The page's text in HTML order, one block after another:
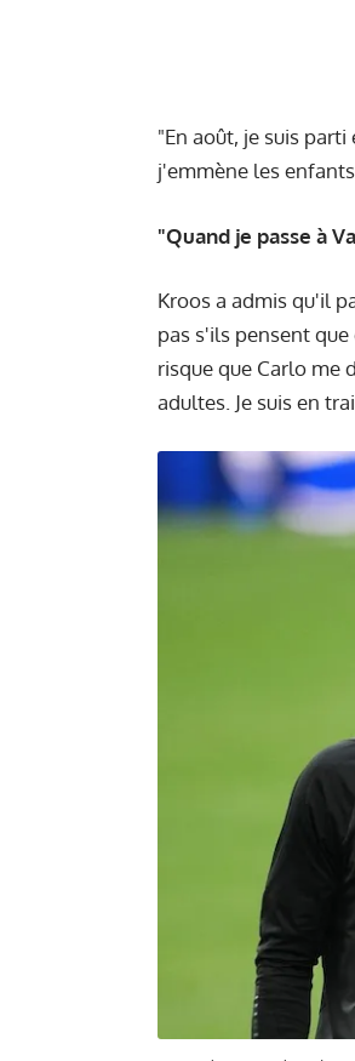
"En août, je suis
j'emmène les
"Quand je passe à
Kroos a admis qu'il
pas s'ils pensent
risque que Carlo me
adultes. Je suis en